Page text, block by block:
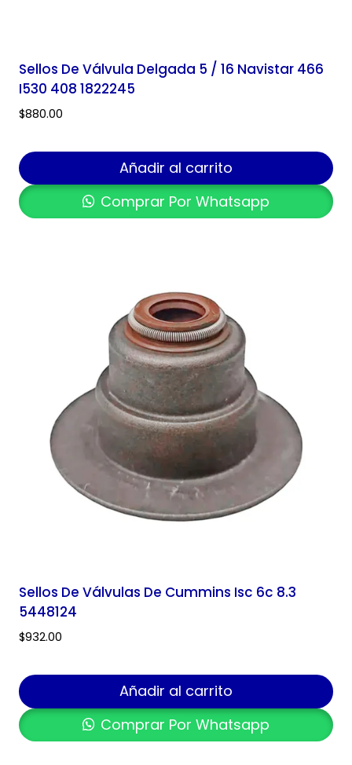
Sellos De Válvula Delgada 5 / 16 Navistar 466
I530 408 1822245
$880.00
Añadir al carrito
Comprar Por Whatsapp
Sellos De Válvulas De Cummins Isc 6c 8.3
5448124
$932.00
Añadir al carrito
Comprar Por Whatsapp